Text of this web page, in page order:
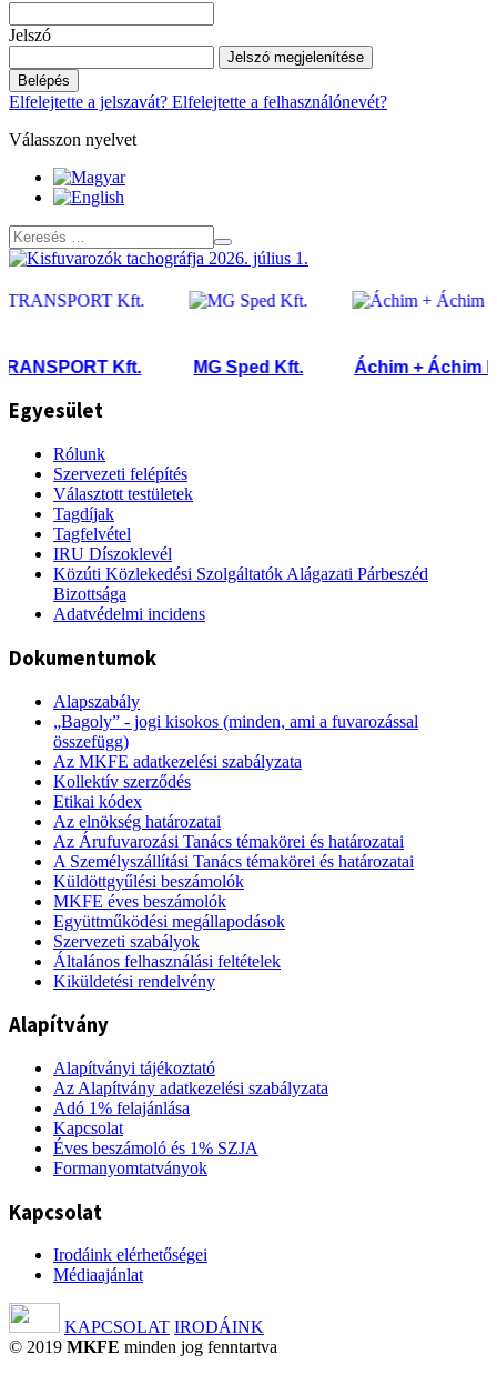
Jelszó
Jelszó megjelenítése
Belépés
Elfelejtette a jelszavát? Elfelejtette a felhasználónevét?
Válasszon nyelvet
Kft. MG Sped Kft. Áchim + Áchim Kft.
Egyesület
Rólunk
Szervezeti felépítés
Választott testületek
Tagdíjak
Tagfelvétel
IRU Díszoklevél
Közúti Közlekedési Szolgáltatók Alágazati Párbeszéd
Bizottsága
Adatvédelmi incidens
Dokumentumok
Alapszabály
„Bagoly” - jogi kisokos (minden, ami a fuvarozással
összefügg)
Az MKFE adatkezelési szabályzata
Kollektív szerződés
Etikai kódex
Az elnökség határozatai
Az Árufuvarozási Tanács témakörei és határozatai
A Személyszállítási Tanács témakörei és határozatai
Küldöttgyűlési beszámolók
MKFE éves beszámolók
Együttműködési megállapodások
Szervezeti szabályok
Általános felhasználási feltételek
Kiküldetési rendelvény
Alapítvány
Alapítványi tájékoztató
Az Alapítvány adatkezelési szabályzata
Adó 1% felajánlása
Kapcsolat
Éves beszámoló és 1% SZJA
Formanyomtatványok
Kapcsolat
Irodáink elérhetőségei
Médiaajánlat
KAPCSOLAT IRODÁINK
© 2019 MKFE minden jog fenntartva